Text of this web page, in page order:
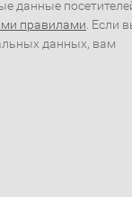
данные
правилами . Если
данных, вам